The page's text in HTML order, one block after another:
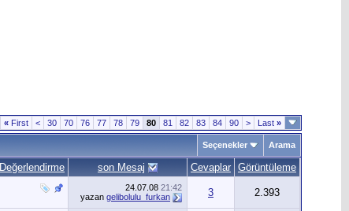
« First < 30 70 76 77 78 79 80 81 82 83 84 90 > Last »
Seçenekler Arama
Değerlendirme son Mesaj Cevaplar Görüntüleme
24.07.08 21:42
yazan gelibolulu_furkan 3 2.393